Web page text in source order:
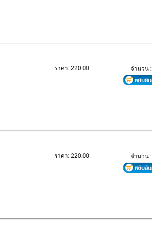
ราคา: 220.00 จำนวน :
ราคา: 220.00 จำนวน :